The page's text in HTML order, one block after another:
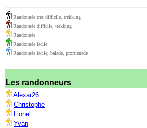
Randonnée très difficile, trekking
Randonnée difficile, trekking
Randonnée
Randonnée facile
Randonnée facile, balade, promenade
Les randonneurs
Alexar26
Christophe
Lionel
Yvan